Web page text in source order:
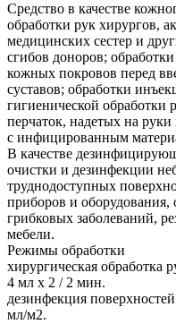
Средство в качестве
обработки рук хирургов,
медицинских сестер и
сгибов доноров;
кожных покровов перед
суставов; обработки
гигиенической обработки
перчаток, надетых на
с инфицированным
В качестве
очистки и дезинфекции
труднодоступных
приборов и
грибковых заболеваний,
мебели.
Режимы обработки
хирургическая обработка
4 мл х 2 / 2 мин.
дезинфекция
мл/м2.